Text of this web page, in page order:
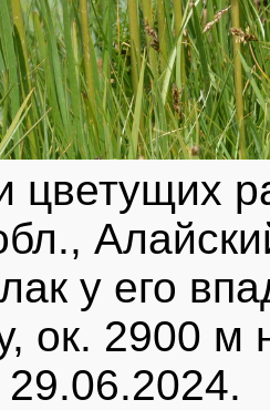
цветущих
у его
ок. 2900 м